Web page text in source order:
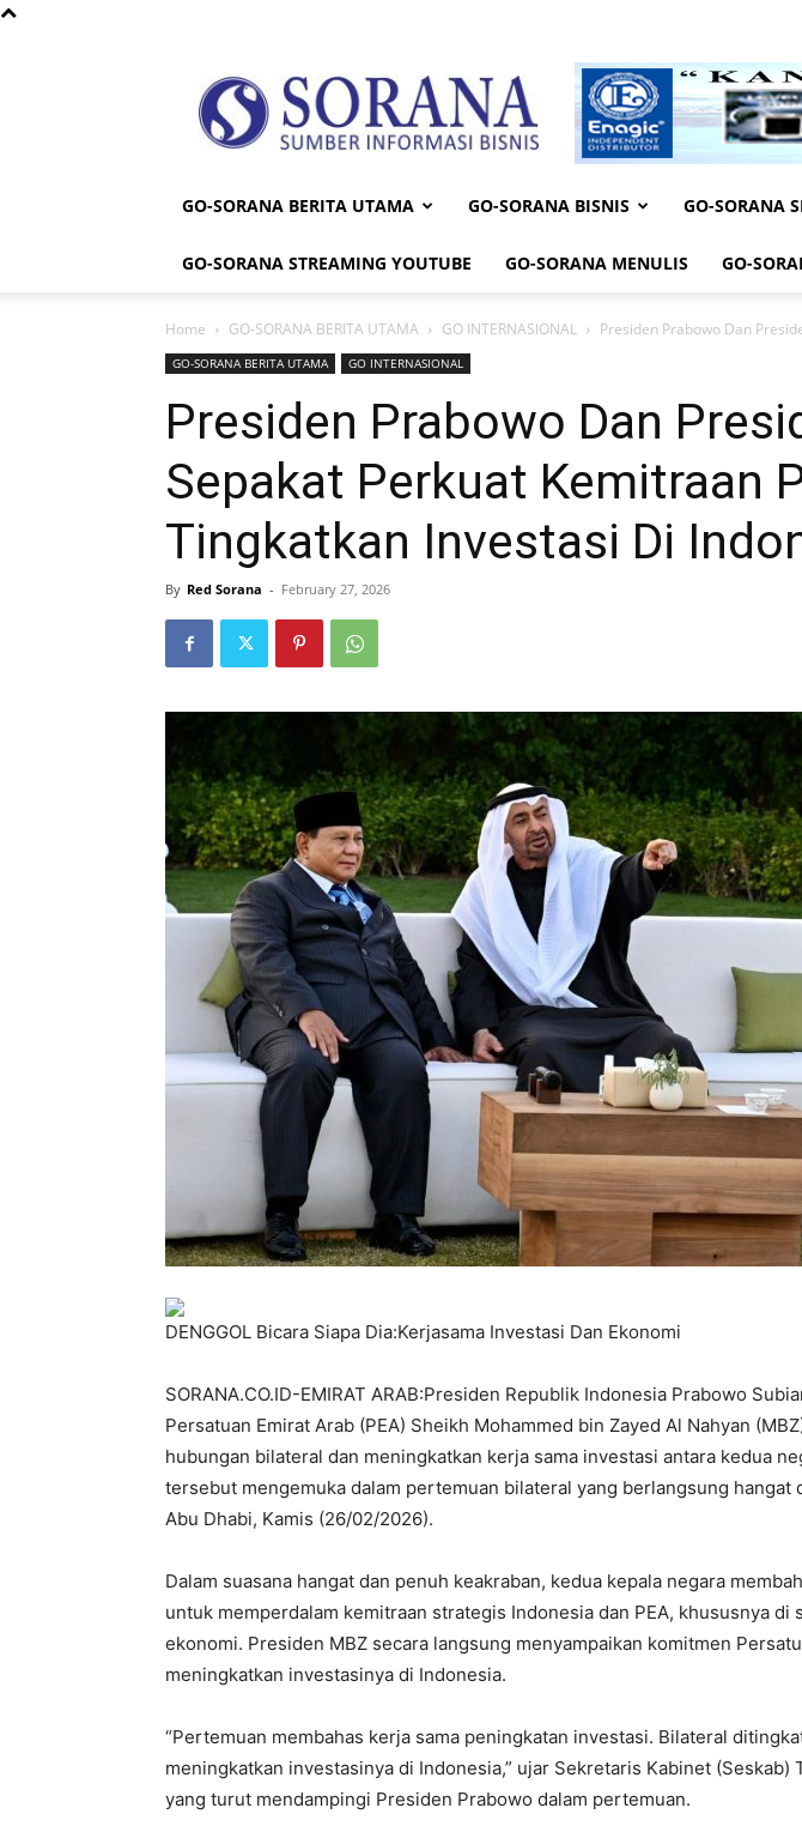
Sorana
GO-SORANA BERITA UTAMA GO-SORANA BISNIS GO-SORANA
GO-SORANA STREAMING YOUTUBE GO-SORANA MENULIS GO-
Home GO-SORANA BERITA UTAMA GO INTERNASIONAL Presiden Prabowo Dan
GO-SORANA BERITA UTAMA GO INTERNASIONAL
Presiden Prabowo Dan
Sepakat Perkuat Kemitraan
Tingkatkan Investasi Di
By Red Sorana - February 27, 2026
DENGGOL Bicara Siapa Dia:Kerjasama Investasi Dan Ekonomi
SORANA.CO.ID-EMIRAT ARAB:Presiden Republik Indonesia Prabowo
Persatuan Emirat Arab (PEA) Sheikh Mohammed bin Zayed Al Nahyan
hubungan bilateral dan meningkatkan kerja sama investasi antara kedua
tersebut mengemuka dalam pertemuan bilateral yang berlangsung hangat
Abu Dhabi, Kamis (26/02/2026).
Dalam suasana hangat dan penuh keakraban, kedua kepala negara
untuk memperdalam kemitraan strategis Indonesia dan PEA, khususnya di
ekonomi. Presiden MBZ secara langsung menyampaikan komitmen
meningkatkan investasinya di Indonesia.
“Pertemuan membahas kerja sama peningkatan investasi. Bilateral
meningkatkan investasinya di Indonesia,” ujar Sekretaris Kabinet (Seskab)
yang turut mendampingi Presiden Prabowo dalam pertemuan.